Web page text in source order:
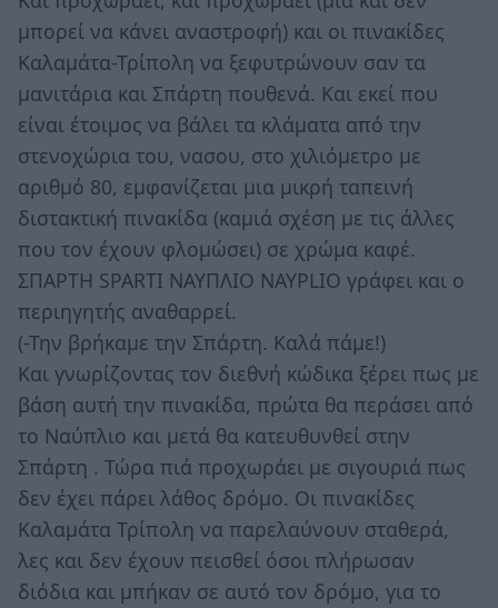
μπορεί να κάνει αναστροφή) και οι πινακίδες
Καλαμάτα-Τρίπολη να ξεφυτρώνουν σαν τα
μανιτάρια και Σπάρτη πουθενά. Και εκεί που
είναι έτοιμος να βάλει τα κλάματα από την
στενοχώρια του, νασου, στο χιλιόμετρο με
αριθμό 80, εμφανίζεται μια μικρή ταπεινή
διστακτική πινακίδα (καμιά σχέση με τις άλλες
που τον έχουν φλομώσει) σε χρώμα καφέ.
ΣΠΑΡΤΗ SPARTI ΝΑΥΠΛΙΟ NAYPLIO γράφει και ο
περιηγητής αναθαρρεί.
(-Την βρήκαμε την Σπάρτη. Καλά πάμε!)
Και γνωρίζοντας τον διεθνή κώδικα ξέρει πως με
βάση αυτή την πινακίδα, πρώτα θα περάσει από
το Ναύπλιο και μετά θα κατευθυνθεί στην
Σπάρτη . Τώρα πιά προχωράει με σιγουριά πως
δεν έχει πάρει λάθος δρόμο. Οι πινακίδες
Καλαμάτα Τρίπολη να παρελαύνουν σταθερά,
λες και δεν έχουν πεισθεί όσοι πλήρωσαν
διόδια και μπήκαν σε αυτό τον δρόμο, για το